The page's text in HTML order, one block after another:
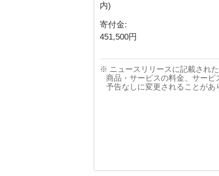
内)
寄付金:
451,500円
※ ニュースリリースに記載され
商品・サービスの料金、サー
予告なしに変更されることが